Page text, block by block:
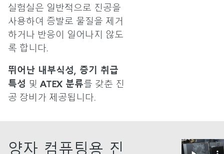
실험실은 일반적으로 진공을
사용하여 증발로 물질을 제거
하거나 반응이 일어나지 않도
록 합니다.
뛰어난 내부식성, 증기 취급
특성 및 ATEX 분류를 갖춘 진
공 장비가 제공됩니다.
양자 컴퓨팅용 진